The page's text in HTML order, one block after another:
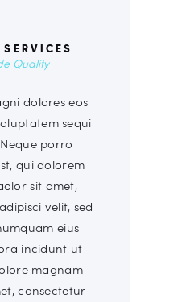
Quality
dolores eos
sequi
porro
qui dolorem
sit amet,
velit, sed
eius
incidunt ut
magnam
consectetur